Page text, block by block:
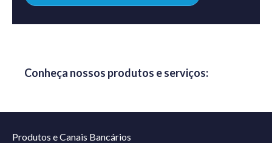
Conheça nossos produtos e serviços:
Produtos e Canais Bancários